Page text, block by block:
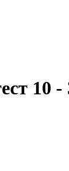
10 -